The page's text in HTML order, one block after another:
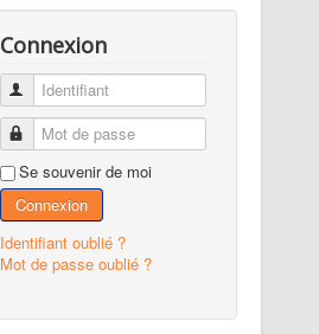
Connexion
Identifiant
Mot de passe
Se souvenir de moi
Connexion
Identifiant oublié ?
Mot de passe oublié ?